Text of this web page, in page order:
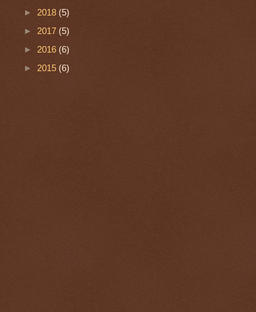
► 2018 (5)
► 2017 (5)
► 2016 (6)
► 2015 (6)